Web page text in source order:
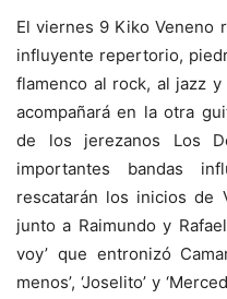
El viernes 9 Kiko Veneno
influyente repertorio,
flamenco al rock, al jazz
acompañará en la otra
de los jerezanos Los
importantes bandas
rescatarán los inicios de
junto a Raimundo y
voy’ que entronizó
menos’, ‘Joselito’ y